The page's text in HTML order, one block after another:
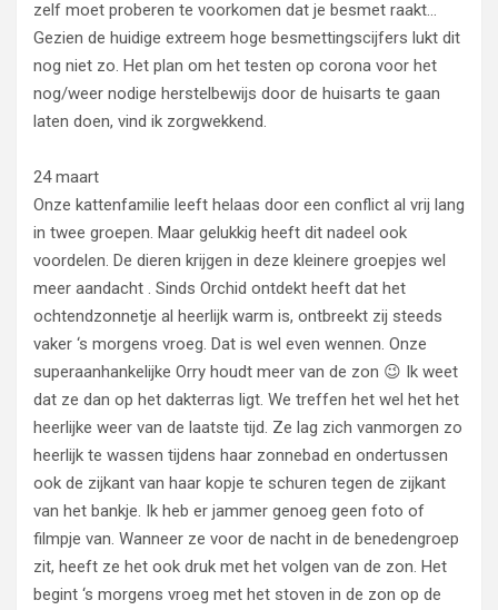
zelf moet proberen te voorkomen dat je besmet raakt…
Gezien de huidige extreem hoge besmettingscijfers lukt dit
nog niet zo. Het plan om het testen op corona voor het
nog/weer nodige herstelbewijs door de huisarts te gaan
laten doen, vind ik zorgwekkend.
24 maart
Onze kattenfamilie leeft helaas door een conflict al vrij lang
in twee groepen. Maar gelukkig heeft dit nadeel ook
voordelen. De dieren krijgen in deze kleinere groepjes wel
meer aandacht . Sinds Orchid ontdekt heeft dat het
ochtendzonnetje al heerlijk warm is, ontbreekt zij steeds
vaker ‘s morgens vroeg. Dat is wel even wennen. Onze
superaanhankelijke Orry houdt meer van de zon 😉 Ik weet
dat ze dan op het dakterras ligt. We treffen het wel het het
heerlijke weer van de laatste tijd. Ze lag zich vanmorgen zo
heerlijk te wassen tijdens haar zonnebad en ondertussen
ook de zijkant van haar kopje te schuren tegen de zijkant
van het bankje. Ik heb er jammer genoeg geen foto of
filmpje van. Wanneer ze voor de nacht in de benedengroep
zit, heeft ze het ook druk met het volgen van de zon. Het
begint ‘s morgens vroeg met het stoven in de zon op de